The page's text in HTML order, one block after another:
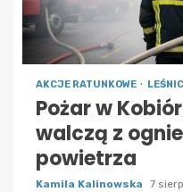
AKCJE RATUNKOWE
Pożar w
walczą z
powietrza
Kamila Kalinowska 7